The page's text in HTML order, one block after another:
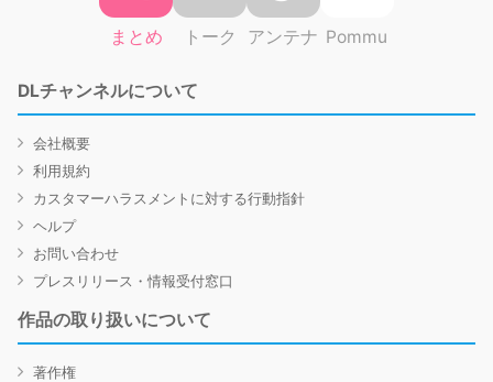
まとめ トーク アンテナ Pommu
DLチャンネルについて
会社概要
利用規約
カスタマーハラスメントに対する行動指針
ヘルプ
お問い合わせ
プレスリリース・情報受付窓口
作品の取り扱いについて
著作権